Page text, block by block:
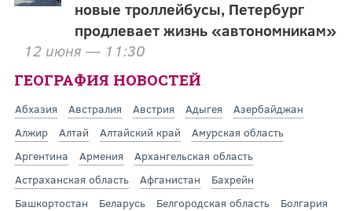
новые троллейбусы, Петербург
продлевает жизнь «автономникам»
12 июня — 11:30
ГЕОГРАФИЯ НОВОСТЕЙ
Абхазия Австралия Австрия Адыгея
Азербайджан
Алжир
Алтай Алтайский край
Амурская область
Аргентина
Армения
Архангельская область
Астраханская область
Афганистан
Бахрейн
Башкортостан
Беларусь Белгородская область
Болгария